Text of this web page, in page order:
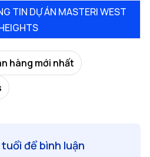
TIN DỰ ÁN MASTERI WEST
hàng mới nhất
để bình luận